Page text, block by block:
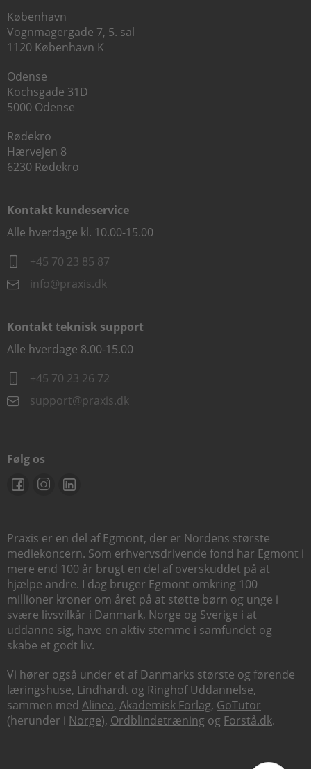
København
Vognmagergade 7, 5. sal
1120 København K
Odense
Kochsgade 31D
5000 Odense
Rødekro
Hærvejen 8
6230 Rødekro
Kontakt kundeservice
Alle hverdage kl. 10.00-15.00
+45 70 23 85 87
info@praxis.dk
Kontakt teknisk support
Alle hverdage 8.00-15.00
+45 70 23 26 72
support@praxis.dk
Følg os
Praxis er en del af Egmont, der er Nordens største
mediekoncern. Som erhvervsdrivende fond har Egmont i
mere end 100 år brugt en del af overskuddet på at
hjælpe andre. I dag bruger Egmont omkring 100
millioner kroner om året på at støtte børn og unge i
svære livsvilkår i Danmark, Norge og Sverige i at
uddanne sig, have en aktiv stemme i samfundet og
skabe et godt liv.
Vi hører også under et af Danmarks største og førende
læringshuse, Lindhardt og Ringhof Uddannelse,
sammen med Alinea, Akademisk Forlag, GoTutor
(herunder i Norge), Ordblindetræning og Forstå.dk.